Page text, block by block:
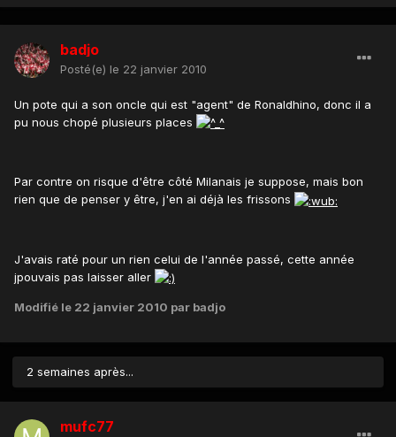
badjo
Posté(e) le 22 janvier 2010
Un pote qui a son oncle qui est "agent" de Ronaldhino, donc il a
pu nous chopé plusieurs places
Par contre on risque d'être côté Milanais je suppose, mais bon
rien que de penser y être, j'en ai déjà les frissons
J'avais raté pour un rien celui de l'année passé, cette année
jpouvais pas laisser aller
Modifié le 22 janvier 2010 par badjo
2 semaines après...
mufc77